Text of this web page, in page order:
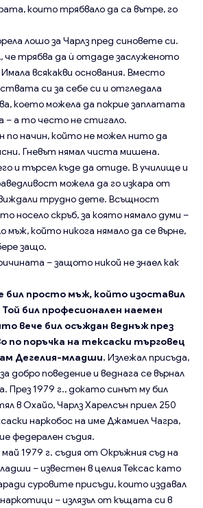
които трябвало да са вътре, го
лошо за Чарлз пред синовете си.
че трябва да ѝ отдаде заслуженото
всякакви основания. Вместо
си за себе си и отгледала
което можела да покрие заплатата
– а то често не стигало.
по начин, който не можел нито да
Гневът нямал чиста мишена.
и търсел къде да отиде. В училище и
можела да го изкара от
трудно дете. Всъщност
носело скръб, за която нямало думи –
мъж, който никога нямало да се върне,
защо.
– защото никой не знаел как
бил просто мъж, който изоставил
бил професионален наемен
вече бил осъждан веднъж през
по поръчка на тексаски търговец
Дегелия-младши. Излежал присъда,
добро поведение и веднага се върнал
През 1979 г., докато синът му бил
в Охайо, Чарлз Харелсън приел 250
наркобос на име Джамиел Чагра,
федерален съдия.
1979 г. съдия от Окръжния съд на
– известен в целия Тексас като
суровите присъди, които издавал
– излязъл от къщата си в